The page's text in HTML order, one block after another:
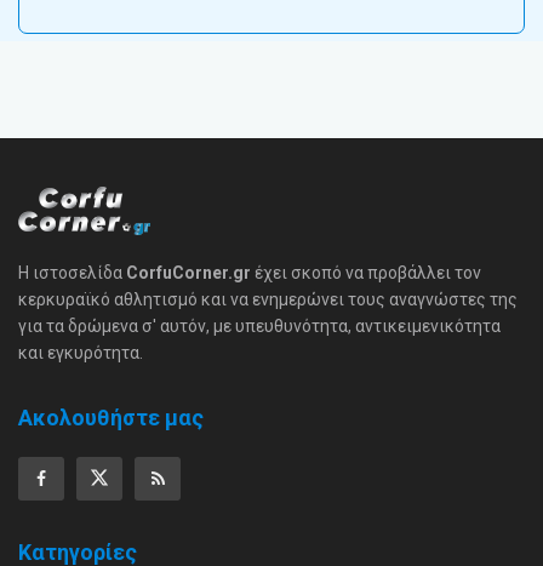
Η ιστοσελίδα CorfuCorner.gr έχει σκοπό να προβάλλει τον
κερκυραϊκό αθλητισμό και να ενημερώνει τους αναγνώστες της
για τα δρώμενα σ' αυτόν, με υπευθυνότητα, αντικειμενικότητα
και εγκυρότητα.
Ακολουθήστε μας
Κατηγορίες